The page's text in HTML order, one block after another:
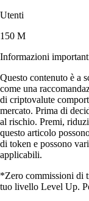
Utenti
150 M
Informazioni
Questo contenuto è a
come una
di criptovalute
mercato. Prima di
al rischio. Premi,
questo articolo
di token e possono
applicabili.
*Zero commissioni di
tuo livello Level Up.